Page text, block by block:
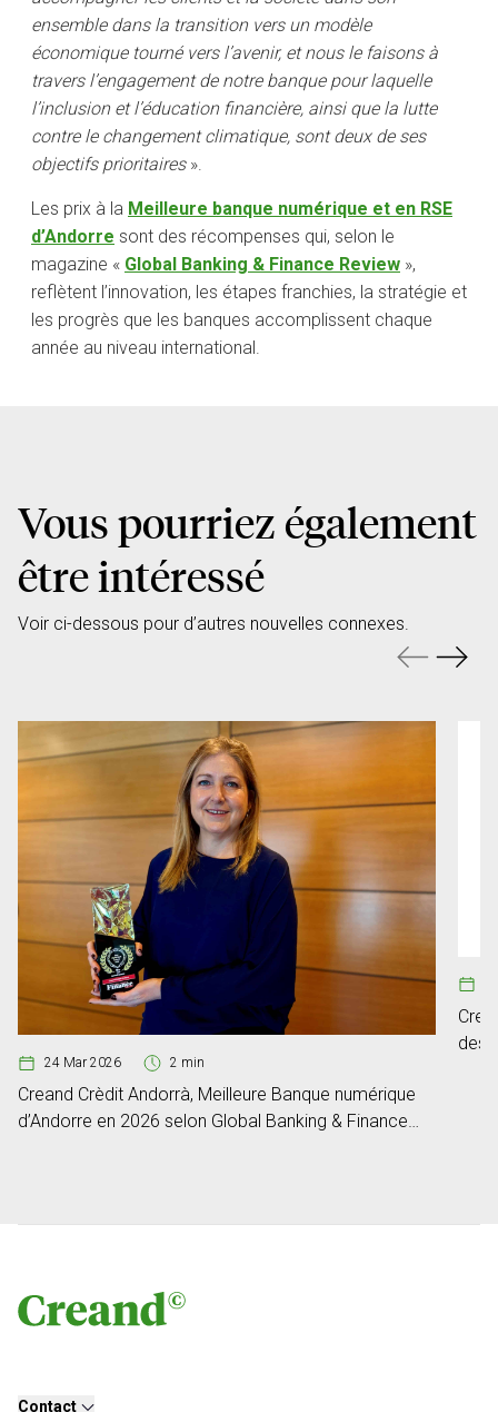
ensemble dans la transition vers un modèle
économique tourné vers l’avenir, et nous le faisons à
travers l’engagement de notre banque pour laquelle
l’inclusion et l’éducation financière, ainsi que la lutte
contre le changement climatique, sont deux de ses
objectifs prioritaires».
Les prix à la Meilleure banque numérique et en RSE
d’Andorre sont des récompenses qui, selon le
magazine « Global Banking & Finance Review »,
reflètent l’innovation, les étapes franchies, la stratégie et
les progrès que les banques accomplissent chaque
année au niveau international.
Vous pourriez également
être intéressé
Voir ci-dessous pour d’autres nouvelles connexes.
24 Mar 2026 2 min
Creand Crèdit Andorrà, Meilleure Banque numérique
d’Andorre en 2026 selon Global Banking & Finance
des
Contact